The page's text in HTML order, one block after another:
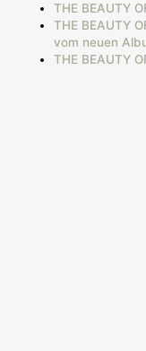
THE BEAUTY
THE BEAUTY
vom neuen
THE BEAUTY